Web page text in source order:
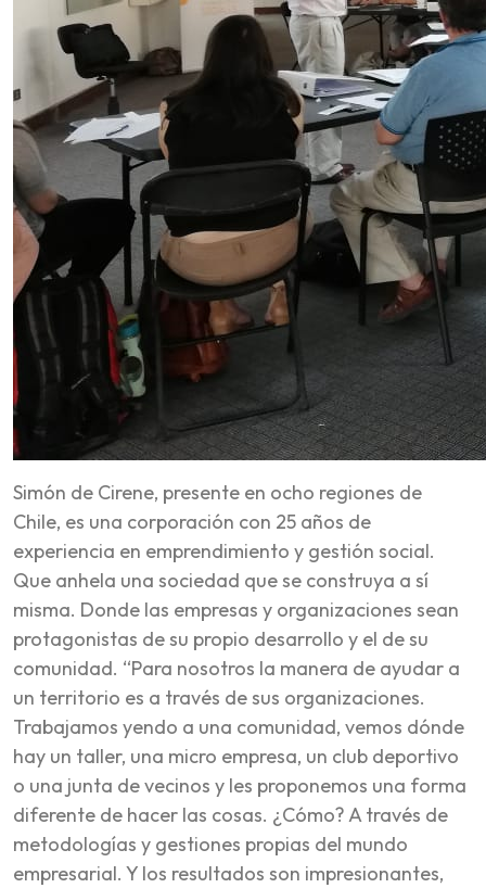
Simón de Cirene, presente en ocho regiones de
Chile, es una corporación con 25 años de
experiencia en emprendimiento y gestión social.
Que anhela una sociedad que se construya a sí
misma. Donde las empresas y organizaciones sean
protagonistas de su propio desarrollo y el de su
comunidad. “Para nosotros la manera de ayudar a
un territorio es a través de sus organizaciones.
Trabajamos yendo a una comunidad, vemos dónde
hay un taller, una micro empresa, un club deportivo
o una junta de vecinos y les proponemos una forma
diferente de hacer las cosas. ¿Cómo? A través de
metodologías y gestiones propias del mundo
empresarial. Y los resultados son impresionantes,